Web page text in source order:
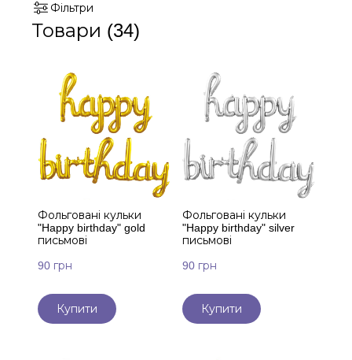
Фільтри
Товари (34)
Фольговані кульки
"Happy birthday" gold
письмові
90 грн
Купити
Фольговані кульки
"Happy birthday" silver
письмові
90 грн
Купити